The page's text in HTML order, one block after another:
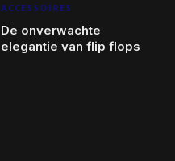
ACCESSOIRES
De onverwachte
elegantie van flip flops